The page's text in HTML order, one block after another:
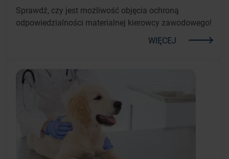
Sprawdź, czy jest możliwość objęcia ochroną
odpowiedzialności materialnej kierowcy zawodowego!
WIĘCEJ